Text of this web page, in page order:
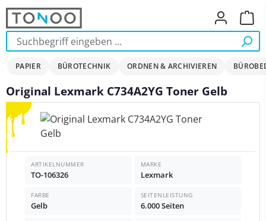
Zum Hauptinhalt springen
PAPIER BÜROTECHNIK ORDNEN & ARCHIVIEREN
Original Lexmark C734A2YG Toner Gelb
Bildergalerie überspringen
ARTIKELNUMMER
TO-106326
MARKE
Lexmark
FARBE
Gelb
SEITENLEISTUNG
6.000 Seiten